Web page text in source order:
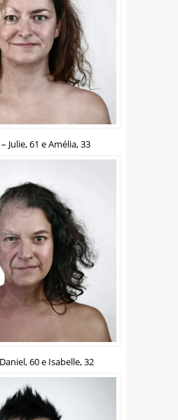
Julie, 61 e Amélia, 33
60 e Isabelle, 32